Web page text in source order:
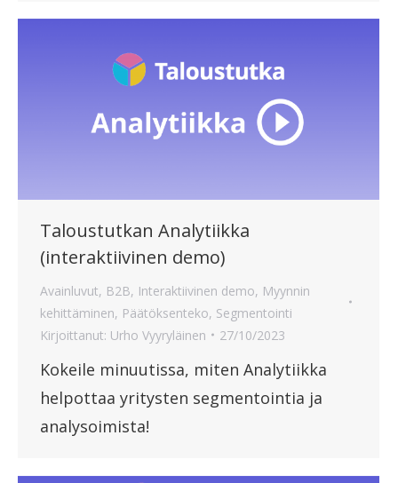
Taloustutkan Analytiikka
(interaktiivinen demo)
Avainluvut, B2B, Interaktiivinen demo, Myynnin
kehittäminen, Päätöksenteko, Segmentointi
Kirjoittanut: Urho Vyyryläinen 27/10/2023
Kokeile minuutissa, miten Analytiikka
helpottaa yritysten segmentointia ja
analysoimista!